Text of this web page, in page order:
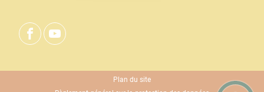
Plan du site